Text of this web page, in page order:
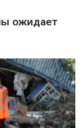
ожидает